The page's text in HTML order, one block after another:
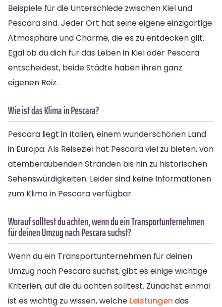
Beispiele für die Unterschiede zwischen Kiel und
Pescara sind. Jeder Ort hat seine eigene einzigartige
Atmosphäre und Charme, die es zu entdecken gilt.
Egal ob du dich für das Leben in Kiel oder Pescara
entscheidest, beide Städte haben ihren ganz
eigenen Reiz.
Wie ist das Klima in Pescara?
Pescara liegt in Italien, einem wunderschönen Land
in Europa. Als Reiseziel hat Pescara viel zu bieten, von
atemberaubenden Stränden bis hin zu historischen
Sehenswürdigkeiten. Leider sind keine Informationen
zum Klima in Pescara verfügbar.
Worauf solltest du achten, wenn du ein Transportunternehmen
für deinen Umzug nach Pescara suchst?
Wenn du ein Transportunternehmen für deinen
Umzug nach Pescara suchst, gibt es einige wichtige
Kriterien, auf die du achten solltest. Zunächst einmal
ist es wichtig zu wissen, welche Leistungen das